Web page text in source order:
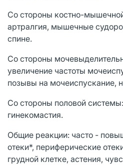
Со стороны костно-
артралгия, мышечные
спине.
Со стороны
увеличение частоты
позывы на мочеиспускание,
Со стороны половой
гинекомастия.
Общие реакции: часто -
отеки*, периферические
грудной клетке, астения,